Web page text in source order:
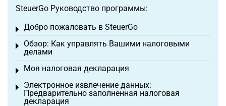
SteuerGo Руководство программы:
Добро пожаловать в SteuerGo
Toggle menu
Обзор: Как управлять Вашими налоговыми
делами
Toggle menu
Моя налоговая декларация
Toggle menu
Электронное извлечение данных:
Предварительно заполненная налоговая
декларация
Toggle menu